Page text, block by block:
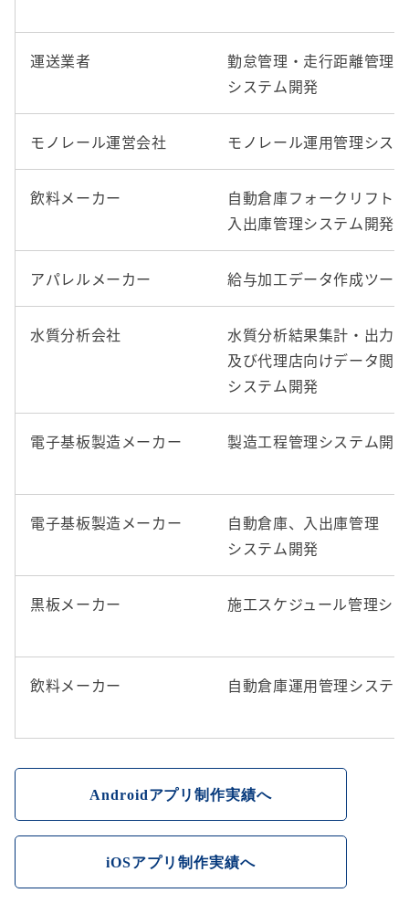
運送業者
勤怠管理・走行距離管理
システム開発
モノレール運営会社 モノレール運用管理シス
飲料メーカー
自動倉庫フォークリフト
入出庫管理システム開発
アパレルメーカー 給与加工データ作成ツー
水質分析会社
水質分析結果集計・出力、
及び代理店向けデータ閲
システム開発
電子基板製造メーカー 製造工程管理システム開
電子基板製造メーカー
自動倉庫、入出庫管理
システム開発
黒板メーカー 施工スケジュール管理シ
飲料メーカー 自動倉庫運用管理システム
Androidアプリ制作実績へ
iOSアプリ制作実績へ